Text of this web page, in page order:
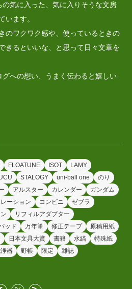
気に入った、気に入りそうな文房
います。
のワクワク感や、使っているときの
きるといいな、と思って日々文章を
への想い、うまく伝わると嬉しい
FLOATUNE ISOT
LAMY
STALOGY uni-ball one
のり
アルスター カレンダー
ガンダム
ーション コンビニ
ゼブラ
リフィルアダプター
ッド 万年筆 修正テープ
原稿用紙
日本文具大賞 書籍 水縞
特殊紙
器 野帳 限定 雑誌